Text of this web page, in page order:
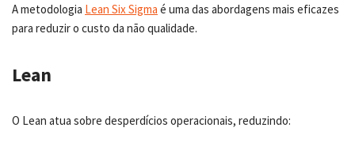
A metodologia Lean Six Sigma é uma das abordagens mais eficazes
para reduzir o custo da não qualidade.
Lean
O Lean atua sobre desperdícios operacionais, reduzindo: